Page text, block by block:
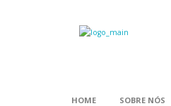
HOME SOBRE NÓS